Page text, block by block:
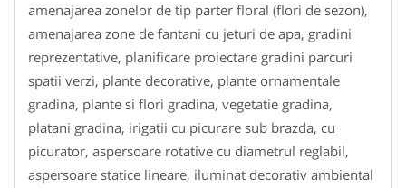
amenajarea zonelor de tip parter floral (flori de sezon),
amenajarea zone de fantani cu jeturi de apa, gradini
reprezentative, planificare proiectare gradini parcuri
spatii verzi, plante decorative, plante ornamentale
gradina, plante si flori gradina, vegetatie gradina,
platani gradina, irigatii cu picurare sub brazda, cu
picurator, aspersoare rotative cu diametrul reglabil,
aspersoare statice lineare, iluminat decorativ ambiental